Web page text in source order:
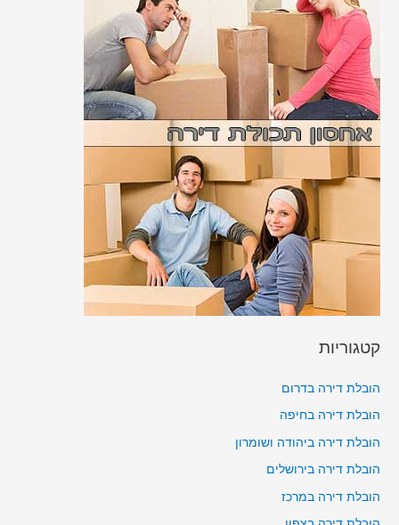
קטגוריות
הובלת דירה בדרום
הובלת דירה בחיפה
הובלת דירה ביהודה ושומרון
הובלת דירה בירושלים
הובלת דירה במרכז